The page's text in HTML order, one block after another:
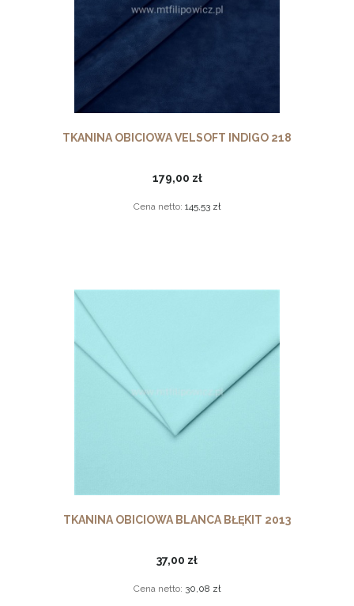
TKANINA OBICIOWA VELSOFT INDIGO 218
179,00 zł
Cena netto: 145,53 zł
TKANINA OBICIOWA BLANCA BŁĘKIT 2013
37,00 zł
Cena netto: 30,08 zł